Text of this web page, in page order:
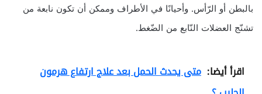
بالبطن أو الرّأس. وأحيانًا في الأطراف وممكن أن تكون نابعة من
تشنّج العضلات النّابع من الضّغط.
اقرأ أيضا: متى يحدث الحمل بعد علاج ارتفاع هرمون